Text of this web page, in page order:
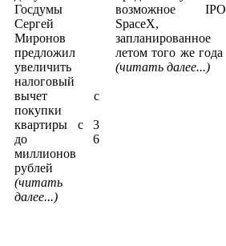
Госдумы
Сергей
Миронов
предложил
увеличить
налоговый
вычет с
покупки
квартиры с 3
до 6
миллионов
рублей
(читать
далее...)
возможное IPO
SpaceX,
запланированное
летом того же года
(читать далее...)